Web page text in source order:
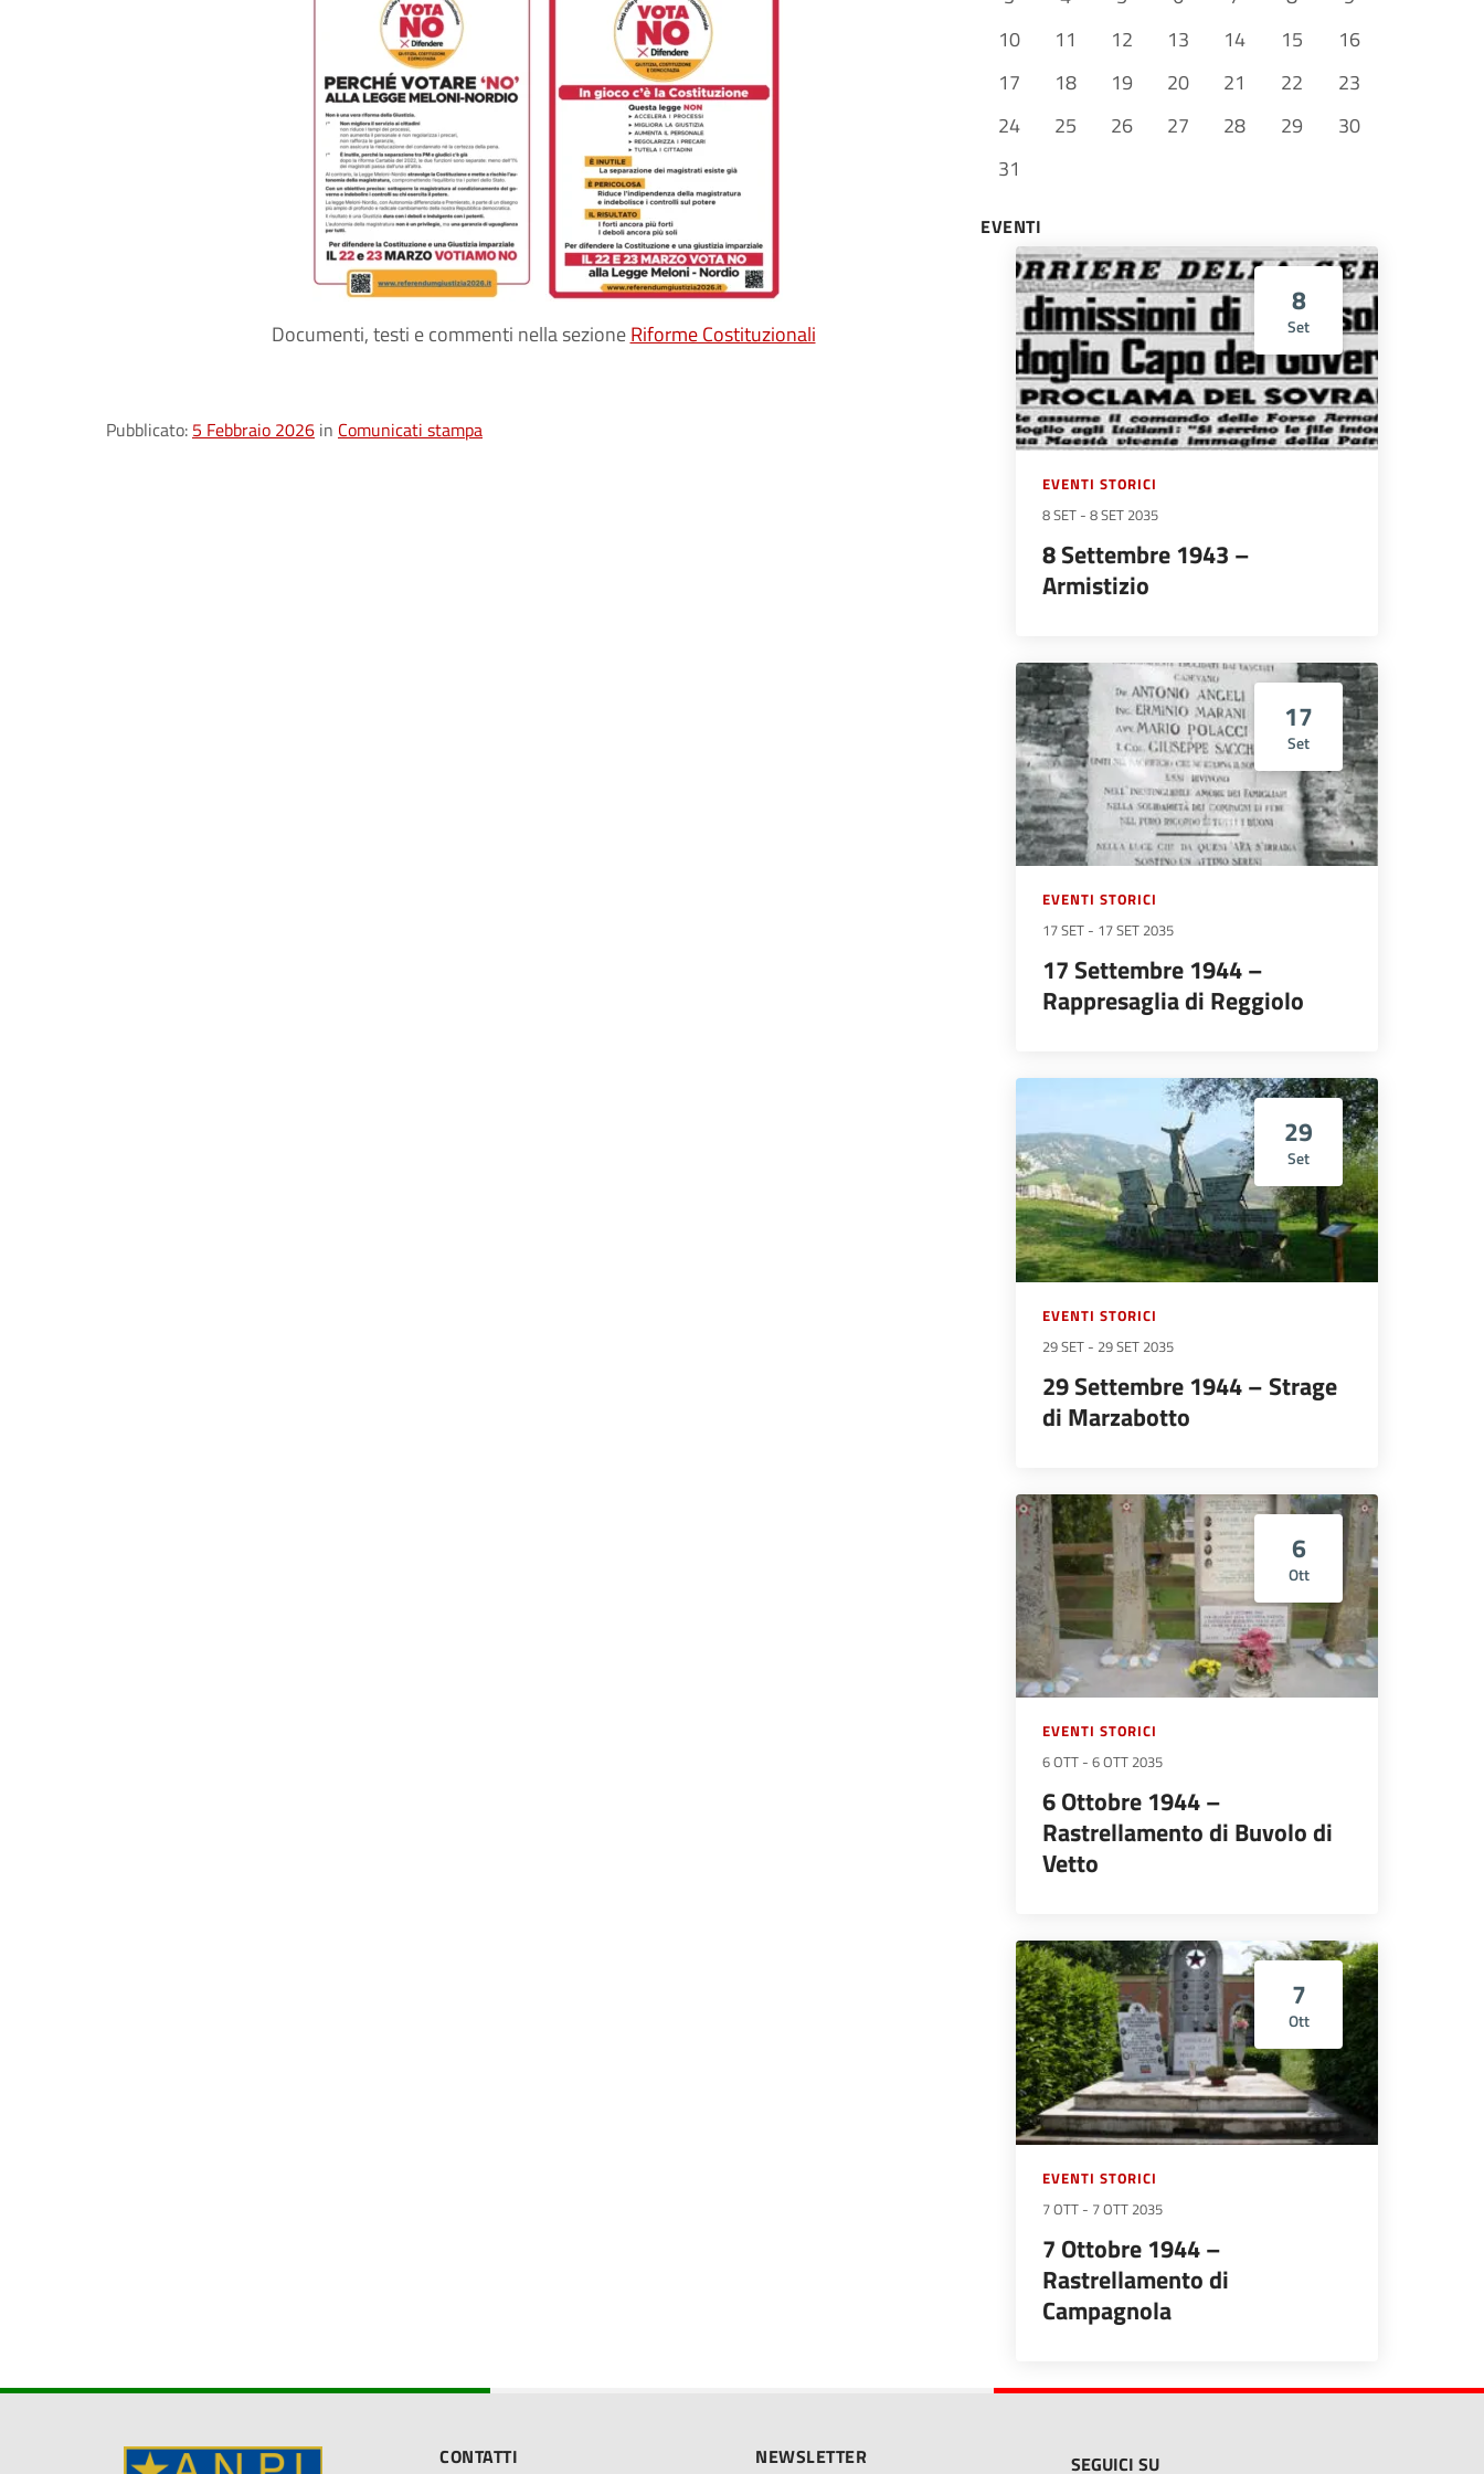
Documenti, testi e commenti nella sezioneRiforme Costituzionali
Pubblicato: 5 Febbraio 2026 in Comunicati stampa
10
11 12 13 14 15
16
17
18 19 20 21 22
23
24
25 26 27 28 29
30
31
EVENTI
8
Set
EVENTI STORICI
8 SET - 8 SET 2035
8 Settembre 1943 –
Armistizio
17
Set
EVENTI STORICI
17 SET - 17 SET 2035
17 Settembre 1944 –
Rappresaglia di Reggiolo
29
Set
EVENTI STORICI
29 SET - 29 SET 2035
29 Settembre 1944 – Strage
di Marzabotto
6
Ott
EVENTI STORICI
6 OTT - 6 OTT 2035
6 Ottobre 1944 –
Rastrellamento di Buvolo di
Vetto
7
Ott
EVENTI STORICI
7 OTT - 7 OTT 2035
7 Ottobre 1944 –
Rastrellamento di
Campagnola
CONTATTI NEWSLETTER SEGUICI SU